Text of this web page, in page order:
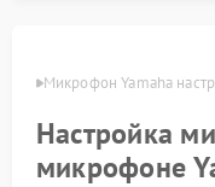
Микрофон Yamaha
Настройка
микрофоне